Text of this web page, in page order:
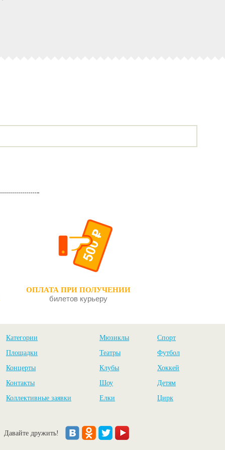
ОПЛАТА ПРИ ПОЛУЧЕНИИ
билетов курьеру
Категории
Площадки
Концерты
Контакты
Коллективные заявки
Мюзиклы
Театры
Клубы
Шоу
Елки
Спорт
Футбол
Хоккей
Детям
Цирк
Давайте дружить!